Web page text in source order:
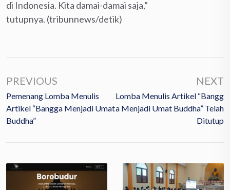
di Indonesia. Kita damai-damai saja,”
tutupnya. (tribunnews/detik)
PREVIOUS
Pemenang Lomba Menulis
Artikel “Bangga Menjadi Umat
Buddha”
NEXT
Lomba Menulis Artikel “Bangg
A Menjadi Umat Buddha” Telah
Ditutup